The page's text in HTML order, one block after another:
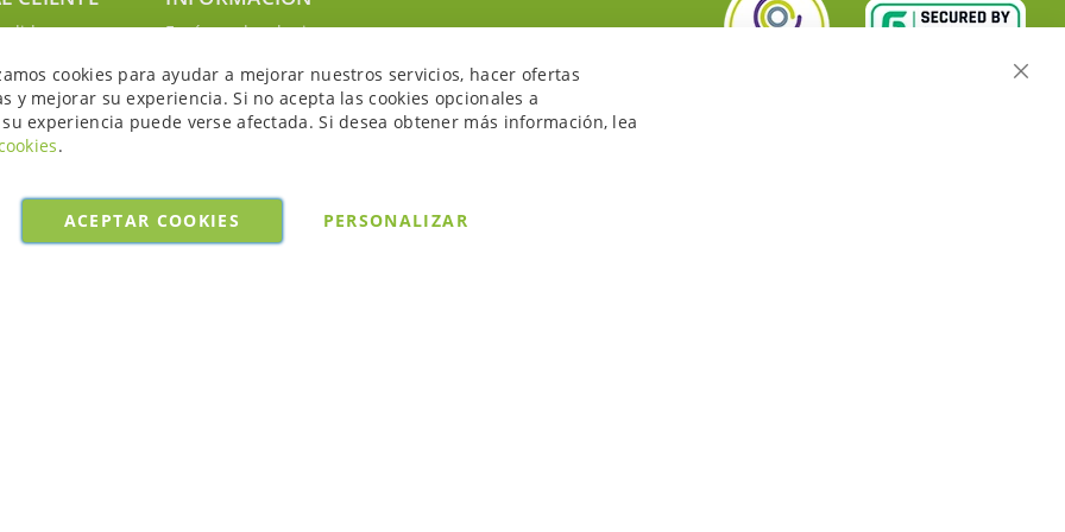
Envíos y devoluciones
Política de cookies
Aviso legal y condiciones
cookies para ayudar a mejorar nuestros servicios, hacer ofertas
y mejorar su experiencia. Si no acepta las cookies opcionales a
experiencia puede verse afectada. Si desea obtener más información, lea
.
ACEPTAR COOKIES PERSONALIZAR